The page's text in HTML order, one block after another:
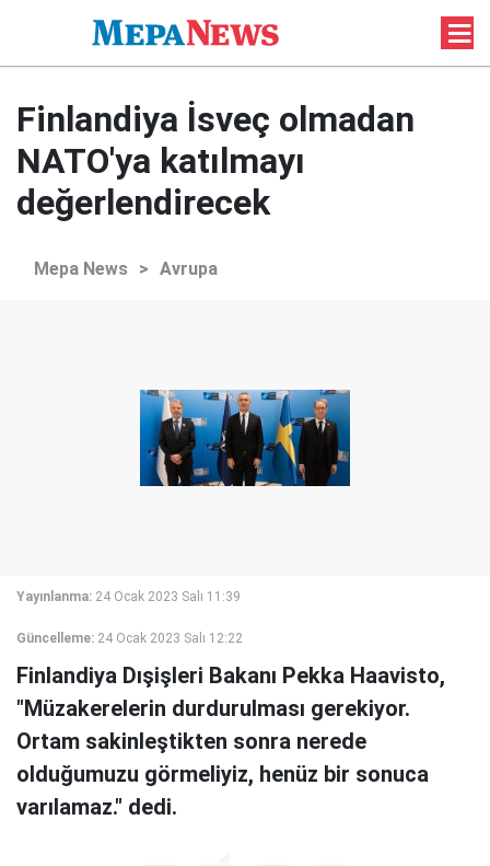
Finlandiya İsveç olmadan
NATO'ya katılmayı
değerlendirecek
Mepa News > Avrupa
Yayınlanma: 24 Ocak 2023 Salı 11:39
Güncelleme: 24 Ocak 2023 Salı 12:22
Finlandiya Dışişleri Bakanı Pekka Haavisto,
"Müzakerelerin durdurulması gerekiyor.
Ortam sakinleştikten sonra nerede
olduğumuzu görmeliyiz, henüz bir sonuca
varılamaz." dedi.